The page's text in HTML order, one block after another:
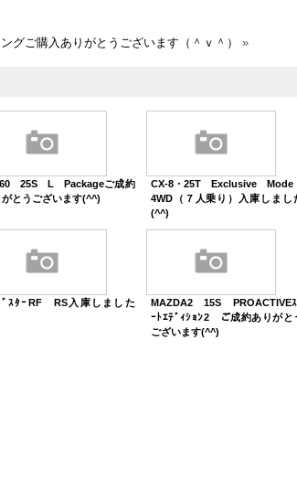
グご購入ありがとうございます（＾ｖ＾） »
60 25S L Packageご成約
がとうございます(^^)
CX-8・25T Exclusive
4WD（７人乗り）入庫しまし
(^^)
ﾞｽﾀｰRF RS入庫しました
MAZDA2 15S PROACTIVE
ｰﾄｴﾃﾞｨｼｮﾝ2 ご成約ありがと
ございます(^^)